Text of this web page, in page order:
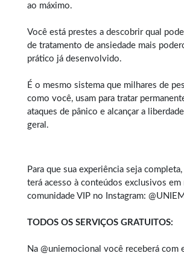
ao máximo.
Você está prestes a descobrir qual
de tratamento de ansiedade mais
prático já desenvolvido.
É o mesmo sistema que milhares de
como você, usam para tratar
ataques de pânico e alcançar a
geral.
Para que sua experiência seja
terá acesso à conteúdos exclusivos em
comunidade VIP no Instagram:
TODOS OS SERVIÇOS GRATUITOS:
Na @uniemocional você receberá com